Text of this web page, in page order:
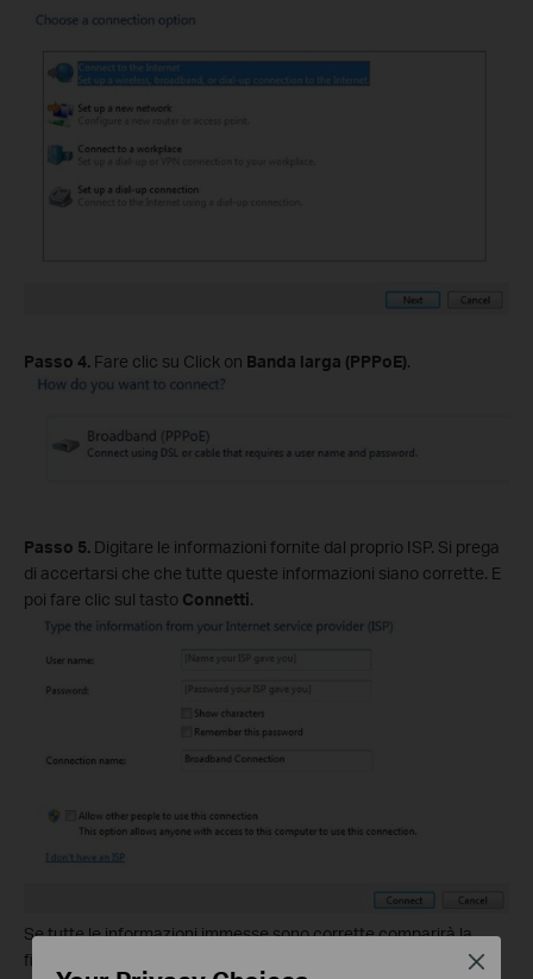
Passo 4. Fare clic su Click on Banda larga (PPPoE).
Passo 5. Digitare le informazioni fornite dal proprio ISP. Si prega
di accertarsi che che tutte queste informazioni siano corrette. E
poi fare clic sul tasto Connetti.
Se tutte le informazioni immesse sono corrette comparirà la
finestra seguente e da questo momento potrete navigare suClose